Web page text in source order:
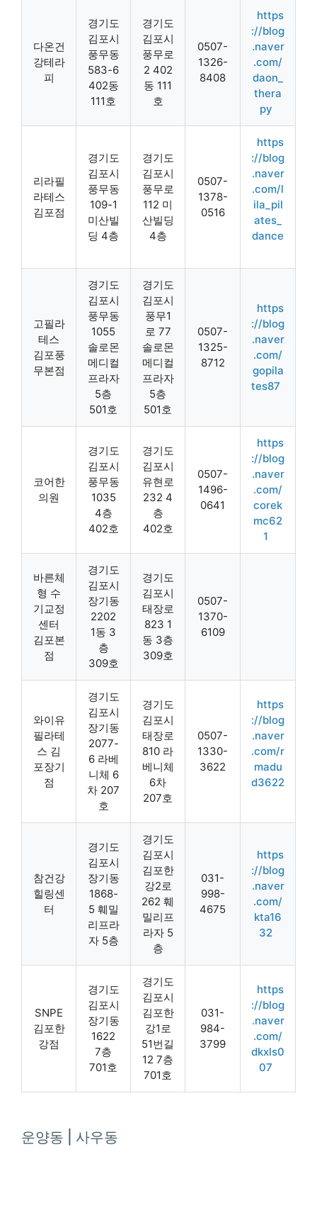
다온건
강테라
피
경기도
김포시
풍무동
583-6
402동
111호
경기도
김포시
풍무로
2 402
동 111
호
0507-
1326-
8408
https
://blog
.naver
.com/
daon_
thera
py
리라필
라테스
김포점
경기도
김포시
풍무동
109-1
미산빌
딩 4층
경기도
김포시
풍무로
112 미
산빌딩
4층
0507-
1378-
0516
https
://blog
.naver
.com/l
ila_pil
ates_
dance
고필라
테스
김포풍
무본점
경기도
김포시
풍무동
1055
솔로몬
메디컬
프라자
5층
501호
경기도
김포시
풍무1
로 77
솔로몬
메디컬
프라자
5층
501호
0507-
1325-
8712
https
://blog
.naver
.com/
gopila
tes87
코어한
의원
경기도
김포시
풍무동
1035
4층
402호
경기도
김포시
유현로
232 4
층
402호
0507-
1496-
0641
https
://blog
.naver
.com/
corek
mc62
1
바른체
형 수
기교정
센터
김포본
점
경기도
김포시
장기동
2202
1동 3
층
309호
경기도
김포시
태장로
823 1
동 3층
309호
0507-
1370-
6109
와이유
필라테
스 김
포장기
점
경기도
김포시
장기동
2077-
6 라베
니체 6
차 207
호
경기도
김포시
태장로
810 라
베니체
6차
207호
0507-
1330-
3622
https
://blog
.naver
.com/r
madu
d3622
참건강
힐링센
터
경기도
김포시
장기동
1868-
5 훼밀
리프라
자 5층
경기도
김포시
김포한
강2로
262 훼
밀리프
라자 5
층
031-
998-
4675
https
://blog
.naver
.com/
kta16
32
SNPE
김포한
강점
경기도
김포시
장기동
1622
7층
701호
경기도
김포시
김포한
강1로
51번길
12 7층
701호
031-
984-
3799
https
://blog
.naver
.com/
dkxls0
07
운양동 | 사우동